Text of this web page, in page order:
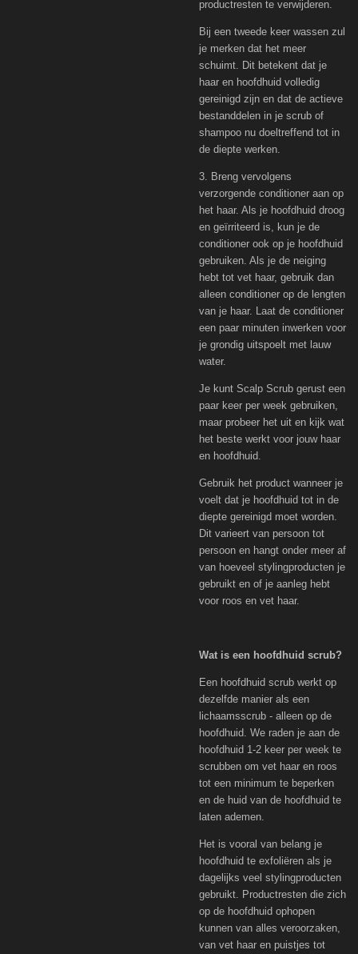
productresten te verwijderen.
Bij een tweede keer wassen zul
je merken dat het meer
schuimt. Dit betekent dat je
haar en hoofdhuid volledig
gereinigd zijn en dat de actieve
bestanddelen in je scrub of
shampoo nu doeltreffend tot in
de diepte werken.
3. Breng vervolgens
verzorgende conditioner aan op
het haar. Als je hoofdhuid droog
en geïrriteerd is, kun je de
conditioner ook op je hoofdhuid
gebruiken. Als je de neiging
hebt tot vet haar, gebruik dan
alleen conditioner op de lengten
van je haar. Laat de conditioner
een paar minuten inwerken voor
je grondig uitspoelt met lauw
water.
Je kunt Scalp Scrub gerust een
paar keer per week gebruiken,
maar probeer het uit en kijk wat
het beste werkt voor jouw haar
en hoofdhuid.
Gebruik het product wanneer je
voelt dat je hoofdhuid tot in de
diepte gereinigd moet worden.
Dit varieert van persoon tot
persoon en hangt onder meer af
van hoeveel stylingproducten je
gebruikt en of je aanleg hebt
voor roos en vet haar.
Wat is een hoofdhuid scrub?
Een hoofdhuid scrub werkt op
dezelfde manier als een
lichaamsscrub - alleen op de
hoofdhuid. We raden je aan de
hoofdhuid 1-2 keer per week te
scrubben om vet haar en roos
tot een minimum te beperken
en de huid van de hoofdhuid te
laten ademen.
Het is vooral van belang je
hoofdhuid te exfoliëren als je
dagelijks veel stylingproducten
gebruikt. Productresten die zich
op de hoofdhuid ophopen
kunnen van alles veroorzaken,
van vet haar en puistjes tot